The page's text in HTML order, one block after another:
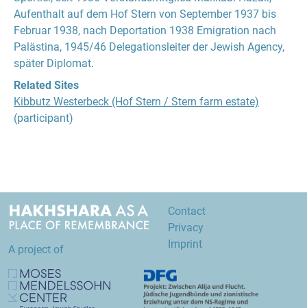
Aufenthalt auf dem Hof Stern von September 1937 bis
Februar 1938, nach Deportation 1938 Emigration nach
Palästina, 1945/46 Delegationsleiter der Jewish Agency,
später Diplomat.
Related Sites
Kibbutz Westerbeck (Hof Stern / Stern farm estate)
(participant)
A project of
Contact
Privacy
Imprint